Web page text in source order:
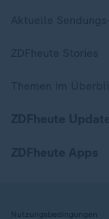
Nutzungsbedingungen